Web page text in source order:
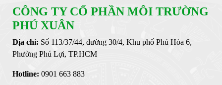
CÔNG TY CỔ PHẦN MÔI TRƯỜNG
PHÚ XUÂN
Địa chỉ: Số 113/37/44, đường 30/4, Khu phố Phú Hòa 6,
Phường Phú Lợi, TP.HCM
Hotline: 0901 663 883